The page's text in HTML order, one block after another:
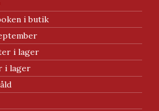
i butik
i lager
i lager